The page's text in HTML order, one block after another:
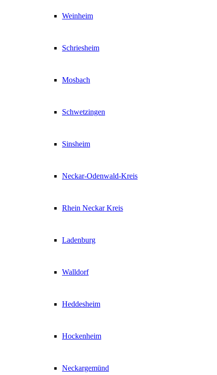
Weinheim
Schriesheim
Mosbach
Schwetzingen
Sinsheim
Neckar-Odenwald-Kreis
Rhein Neckar Kreis
Ladenburg
Walldorf
Heddesheim
Hockenheim
Neckargemünd